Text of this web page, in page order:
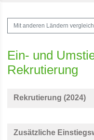
Mit anderen Ländern
Ein- und
Rekrutierung
Rekrutierung (2024)
Zusätzliche